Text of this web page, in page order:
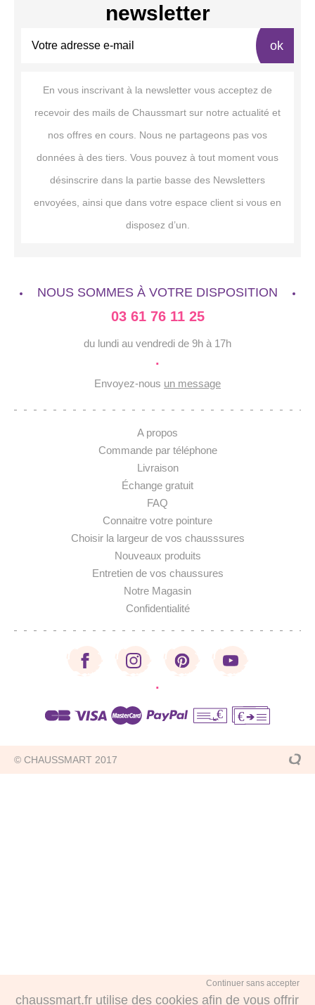
newsletter
ok
En vous inscrivant à la newsletter vous acceptez de
recevoir des mails de Chaussmart sur notre actualité et
nos offres en cours. Nous ne partageons pas vos
données à des tiers. Vous pouvez à tout moment vous
désinscrire dans la partie basse des Newsletters
envoyées, ainsi que dans votre espace client si vous en
disposez d’un.
chaussmart.fr utilise des cookies afin de vous offrir
Continuer sans accepter
NOUS SOMMES À VOTRE DISPOSITION
03 61 76 11 25
du lundi au vendredi de 9h à 17h
·
Envoyez-nous un message
A propos
Commande par téléphone
Livraison
Échange gratuit
FAQ
Connaitre votre pointure
Choisir la largeur de vos chausssures
Nouveaux produits
Entretien de vos chaussures
Notre Magasin
Confidentialité
·
€ €
© CHAUSSMART 2017